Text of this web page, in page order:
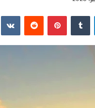
لينكدإن بينتيريست